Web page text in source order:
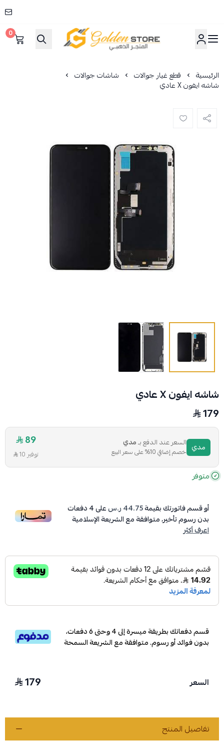
المتجر الذهبي
0
الرئيسية قطع غيار جوالات شاشات جوالات
شاشه ايفون X عادي
شاشه ايفون X عادي
179
مدي السعر عند الدفع بـمدي
خصم إضافي 10% على سعر البيع
89
توفير 10
متوفر
أو قسم فاتورتك بقيمة44.75 ر.س على4دفعات
بدون رسوم تأخير، متوافقة مع الشريعة الإسلامية
اعرف أكثر
قسم دفعاتك بطريقة ميسرة إلى 4 وحتى 6 دفعات،
بدون فوائد أو رسوم. متوافقة مع الشريعة السمحة
السعر 179
تفاصيل المنتج